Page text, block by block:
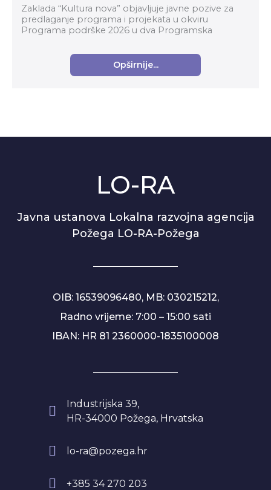
Zaklada “Kultura nova” objavljuje javne pozive za
predlaganje programa i projekata u okviru
Programa podrške 2026 u dva Programska
umjetnost za...
Opširnije...
LO-RA
Javna ustanova Lokalna razvojna agencija
Požega LO-RA-Požega
OIB: 16539096480, MB: 030215212,
Radno vrijeme: 7:00 – 15:00 sati
IBAN: HR 81 2360000-1835100008
Industrijska 39,
HR-34000 Požega, Hrvatska
lo-ra@pozega.hr
+385 34 270 203